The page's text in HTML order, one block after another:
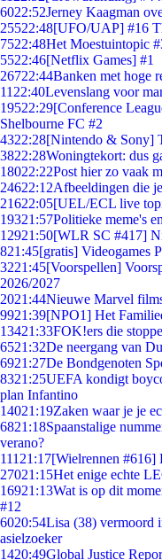
6022:52Jerney Kaagman
25522:48[UFO/UAP] #16
7522:48Het Moestuintopic
5522:46[Netflix Games] #1
26722:44Banken met hoge
11 22:40Levenslang voor
19522:29[Conference
Shelbourne FC #2
4322:28[Nintendo & Sony]
3822:28Woningtekort: dus
18022:22Post hier zo vaak
24622:12Afbeeldingen die
21622:05[UEL/ECL live
19321:57Politieke meme's
12921:50[WLR SC #417]
821:45[gratis] Videogames
3221:45[Voorspellen]
2026/2027
2021:44Nieuwe Marvel
9921:39[NPO1] Het
13421:33FOK!ers die
6521:32De neergang van
6921:27De Bondgenoten
8321:25UEFA kondigt
plan Infantino
14021:19Zaken waar je je
6821:18Spaanstalige
verano?
111 21:17[Wielrennen #616]
27021:15Het enige echte
16921:13Wat is op dit
#12
6020:54Lisa (38) vermoord
asielzoeker
1420:49Global Justice